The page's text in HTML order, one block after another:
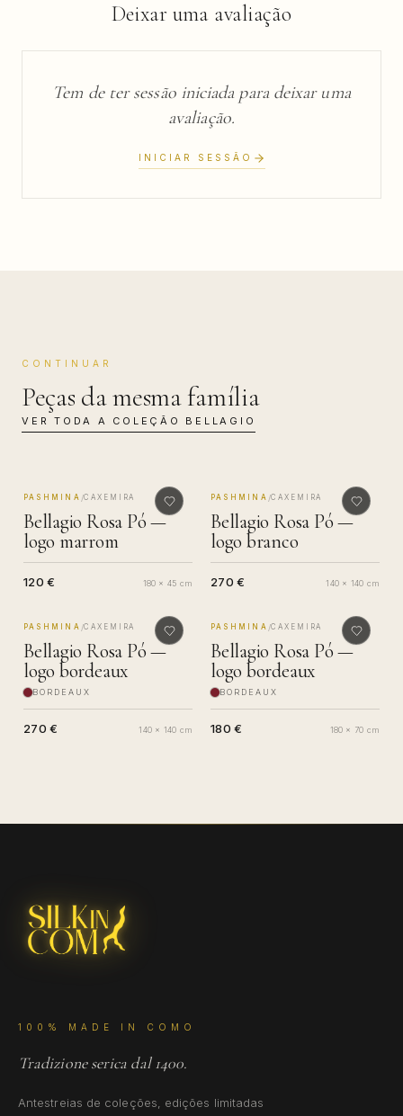
Deixar uma avaliação
Tem de ter sessão iniciada para deixar uma
avaliação.
INICIAR SESSÃO
CONTINUAR
Peças da mesma família
VER TODA A COLEÇÃO BELLAGIO
MADE IN COMO
PASHMINA /CAXEMIRA
Bellagio Rosa Pó —
logo marrom
120 € 180 x 45 cm
MADE IN COMO
PASHMINA /CAXEMIRA
Bellagio Rosa Pó —
logo branco
270 € 140 x 140 cm
MADE IN COMO
PASHMINA /CAXEMIRA
Bellagio Rosa Pó —
logo bordeaux
BORDEAUX
270 € 140 x 140 cm
MADE IN COMO
PASHMINA /CAXEMIRA
Bellagio Rosa Pó —
logo bordeaux
BORDEAUX
180 € 180 x 70 cm
100% MADE IN COMO
Tradizione serica dal 1400.
Antestreias de coleções, edições limitadas